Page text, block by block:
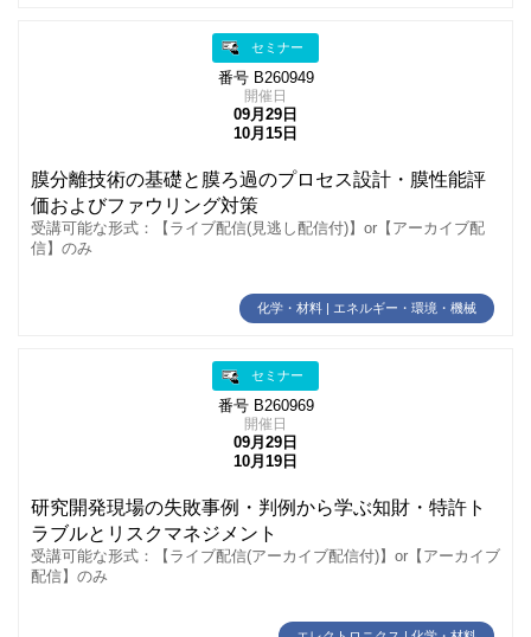
セミナー
番号 B260949
開催日
09月29日
10月15日
膜分離技術の基礎と膜ろ過のプロセス設計・膜性能評
価およびファウリング対策
受講可能な形式：【ライブ配信(見逃し配信付)】or【アーカイブ配
信】のみ
化学・材料 | エネルギー・環境・機械
セミナー
番号 B260969
開催日
09月29日
10月19日
研究開発現場の失敗事例・判例から学ぶ知財・特許ト
ラブルとリスクマネジメント
受講可能な形式：【ライブ配信(アーカイブ配信付)】or【アーカイブ
配信】のみ